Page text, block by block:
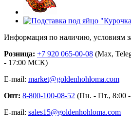
Информация по наличию, условиям
Розница: +7 920 065-00-08 (Max,
- 17:00 МСК)
E-mail: market@goldenhohloma.com
Опт: 8-800-100-08-52 (Пн. - Пт., 8:00
E-mail: sales15@goldenhohloma.com